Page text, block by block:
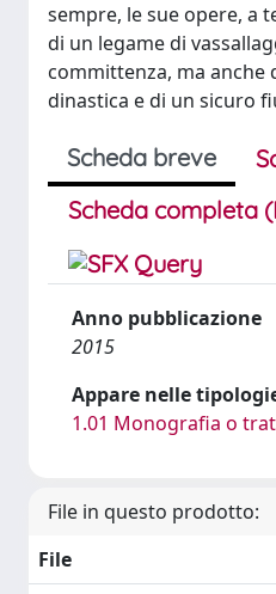
sempre, le sue opere, a
di un legame di
committenza, ma anche
dinastica e di un sicuro
Scheda breve
Scheda completa
Anno pubblicazione
2015
Appare nelle
1.01 Monografia o
File in questo prodotto:
File